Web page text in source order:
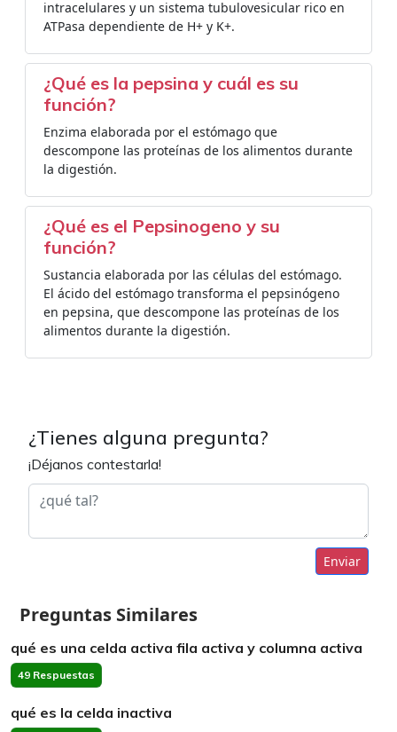
intracelulares y un sistema tubulovesicular rico en
ATPasa dependiente de H+ y K+.
¿Qué es la pepsina y cuál es su
función?
Enzima elaborada por el estómago que
descompone las proteínas de los alimentos durante
la digestión.
¿Qué es el Pepsinogeno y su
función?
Sustancia elaborada por las células del estómago.
El ácido del estómago transforma el pepsinógeno
en pepsina, que descompone las proteínas de los
alimentos durante la digestión.
¿Tienes alguna pregunta?
¡Déjanos contestarla!
Enviar
Preguntas Similares
qué es una celda activa fila activa y columna activa
49 Respuestas
qué es la celda inactiva